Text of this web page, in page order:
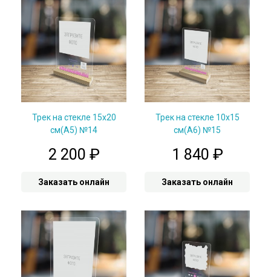
Трек на стекле 15х20
см(А5) №14
2 200 ₽
Заказать онлайн
Трек на стекле 10х15
см(А6) №15
1 840 ₽
Заказать онлайн